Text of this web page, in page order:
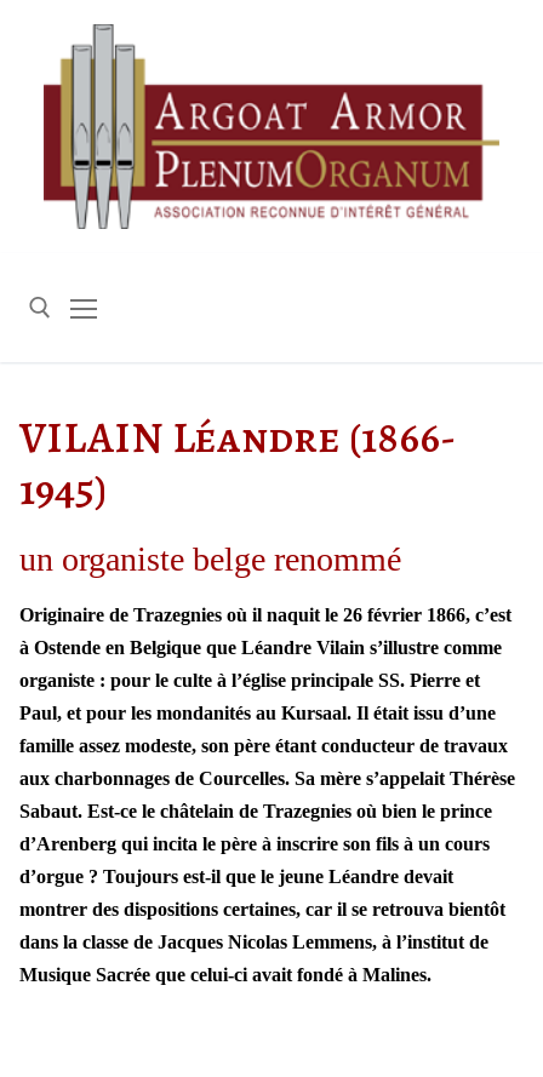
contenu
VILAIN Léandre (1866-
1945)
un organiste belge renommé
Originaire de Trazegnies où il naquit le 26 février 1866, c’est
à Ostende en Belgique que Léandre Vilain s’illustre comme
organiste : pour le culte à l’église principale SS. Pierre et
Paul, et pour les mondanités au Kursaal. Il était issu d’une
famille assez modeste, son père étant conducteur de travaux
aux charbonnages de Courcelles. Sa mère s’appelait Thérèse
Sabaut. Est-ce le châtelain de Trazegnies où bien le prince
d’Arenberg qui incita le père à inscrire son fils à un cours
d’orgue ? Toujours est-il que le jeune Léandre devait
montrer des dispositions certaines, car il se retrouva bientôt
dans la classe de Jacques Nicolas Lemmens, à l’institut de
Musique Sacrée que celui-ci avait fondé à Malines.